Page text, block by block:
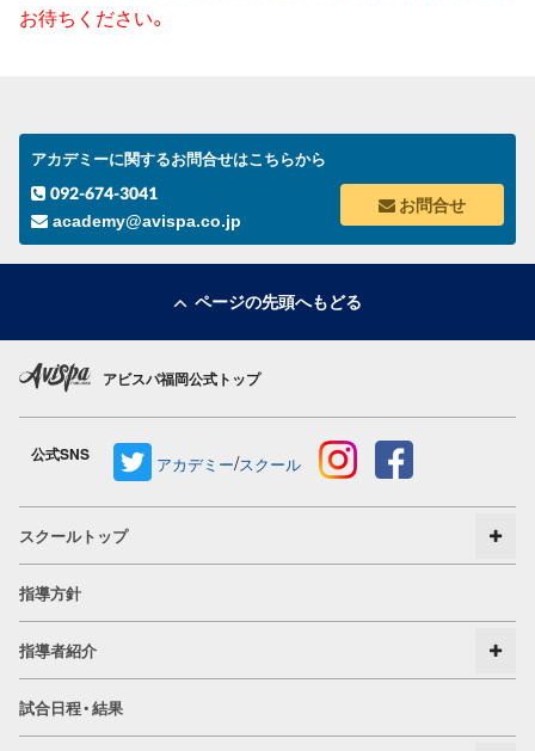
お待ちください。
アカデミーに関するお問合せはこちらから
092-674-3041
academy@avispa.co.jp
お問合せ
ページの先頭へもどる
アビスパ福岡公式トップ
公式SNS アカデミー/スクール
スクールトップ
指導方針
指導者紹介
試合日程・結果